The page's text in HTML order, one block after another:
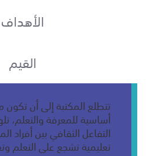
الأهداف
القيم
تتطلع المكتبة إلى أن
أساسية للمعرفة والتعلم،
التفاعل الثقافي بين أفراد
تعليمية تشجع على التعلم